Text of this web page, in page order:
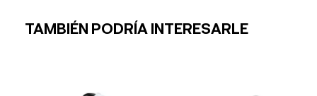
TAMBIÉN PODRÍA INTERESARLE